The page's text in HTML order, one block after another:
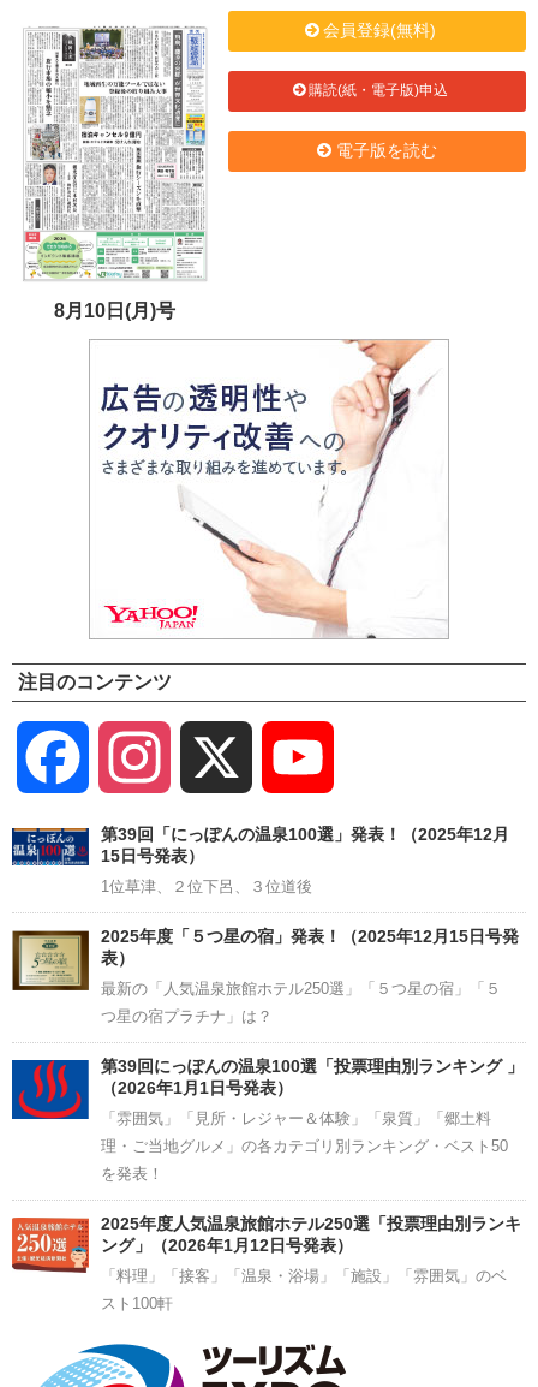
8月10日(月)号
会員登録(無料)
購読(紙・電子版)申込
電子版を読む
注目のコンテンツ
Facebook Instagram
Channel
第39回「にっぽんの温泉100選」発表！（2025年12月
15日号発表）
1位草津、２位下呂、３位道後
2025年度「５つ星の宿」発表！（2025年12月15日号発
表）
最新の「人気温泉旅館ホテル250選」「５つ星の宿」「５
つ星の宿プラチナ」は？
第39回にっぽんの温泉100選「投票理由別ランキング 」
（2026年1月1日号発表）
「雰囲気」「見所・レジャー＆体験」「泉質」「郷土料
理・ご当地グルメ」の各カテゴリ別ランキング・ベスト50
を発表！
2025年度人気温泉旅館ホテル250選「投票理由別ランキ
ング」（2026年1月12日号発表）
「料理」「接客」「温泉・浴場」「施設」「雰囲気」のベ
スト100軒